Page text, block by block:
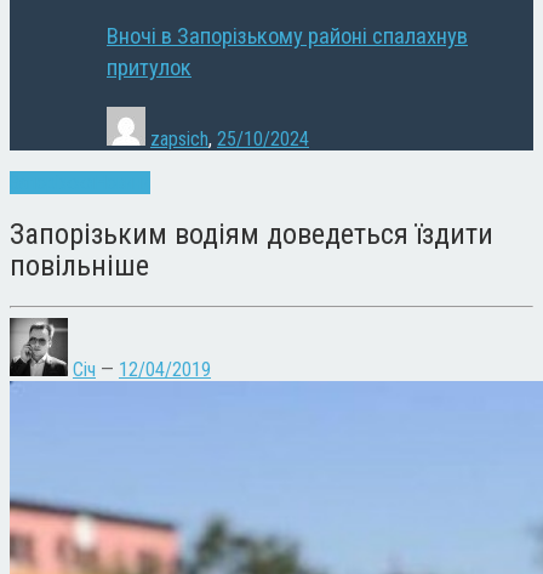
Вночі в Запорізькому районі спалахнув
притулок
zapsich, 25/10/2024
Запорізьким водіям доведеться їздити
повільніше
Січ — 12/04/2019